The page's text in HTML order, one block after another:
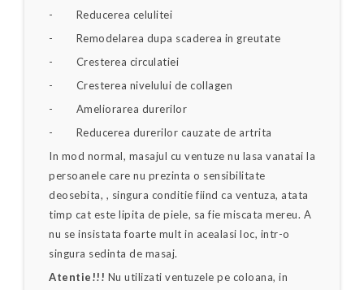
- Reducerea celulitei
- Remodelarea dupa scaderea in greutate
- Cresterea circulatiei
- Cresterea nivelului de collagen
- Ameliorarea durerilor
- Reducerea durerilor cauzate de artrita
In mod normal, masajul cu ventuze nu lasa vanatai la
persoanele care nu prezinta o sensibilitate
deosebita, , singura conditie fiind ca ventuza, atata
timp cat este lipita de piele, sa fie miscata mereu. A
nu se insistata foarte mult in acealasi loc, intr-o
singura sedinta de masaj.
Atentie!!! Nu utilizati ventuzele pe coloana, in